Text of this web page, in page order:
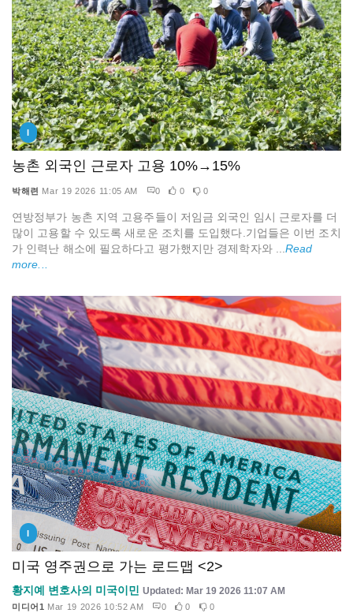
I
농촌 외국인 근로자 고용 10%→15%
박해련 Mar 19 2026 11:05 AM 0 0 0
연방정부가 농촌 지역 고용주들이 저임금 외국인 임시 근로자를 더
많이 고용할 수 있도록 새로운 조치를 도입했다.기업들은 이번 조치
가 인력난 해소에 필요하다고 평가했지만 경제학자와 ...Read
more...
I
미국 영주권으로 가는 로드맵 <2>
황지예 변호사의 미국이민 Updated: Mar 19 2026 11:07 AM
미디어1 Mar 19 2026 10:52 AM 0 0 0